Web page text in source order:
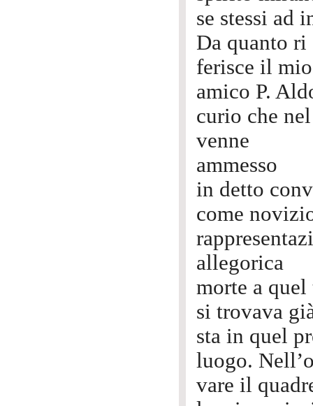
se stessi ad
Da quanto ri
ferisce il
amico P.
curio che
venne
ammesso
in detto
come
allegorica
morte a quel
si trovava
sta in quel
luogo.
vare il